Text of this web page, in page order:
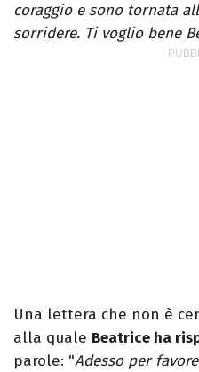
coraggio e sono tornata
sorridere. Ti voglio bene
Una lettera che non è
alla quale Beatrice ha
parole: "Adesso per